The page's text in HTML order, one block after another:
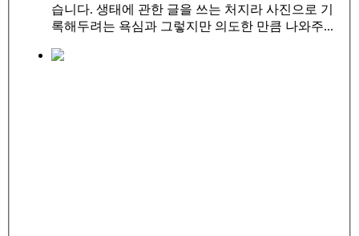
습니다. 생태에 관한 글을 쓰는 처지라 사진으로 기
록해두려는 욕심과 그렇지만 의도한 만큼 나와주...